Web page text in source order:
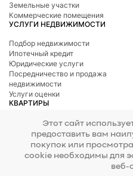
Земельные участки
Коммерческие помещения
УСЛУГИ НЕДВИЖИМОСТИ
Подбор недвижимости
Ипотечный кредит
Юридические услуги
Посредничество и продажа
недвижимости
Услуги оценки
КВАРТИРЫ
Район Ботаникa
район Буюканы
район Центр
район Чеканы
Этот сайт
предоставить вам
покупок или
cookie необходимы для
веб-